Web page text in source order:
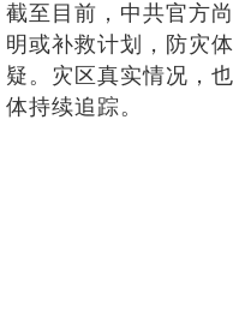
截至目前，中共官方
明或补救计划，防灾
疑。灾区真实情况，
体持续追踪。